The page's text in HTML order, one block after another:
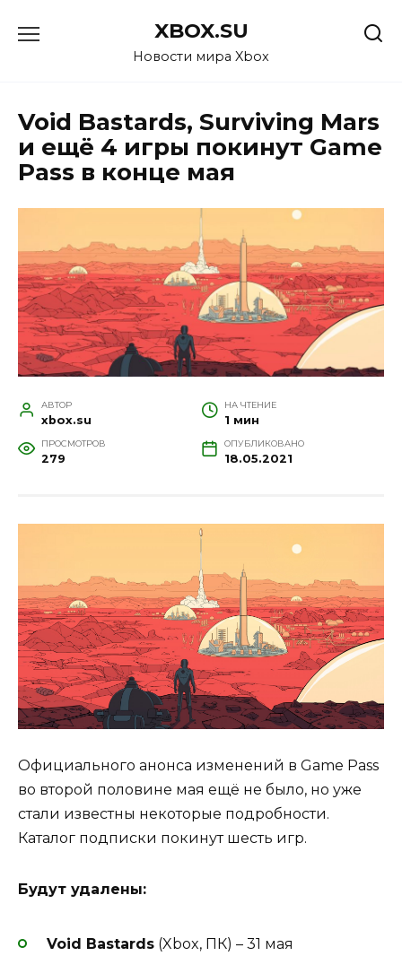
XBOX.SU
Новости мира Xbox
Void Bastards, Surviving Mars
и ещё 4 игры покинут Game
Pass в конце мая
АВТОР
xbox.su
НА ЧТЕНИЕ
1 мин
ПРОСМОТРОВ
279
ОПУБЛИКОВАНО
18.05.2021
Официального анонса изменений в Game Pass
во второй половине мая ещё не было, но уже
стали известны некоторые подробности.
Каталог подписки покинут шесть игр.
Будут удалены:
Void Bastards (Xbox, ПК) – 31 мая